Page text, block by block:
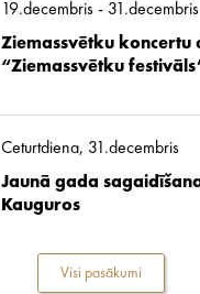
19.decembris - 31.decembris
Ziemassvētku koncertu
“Ziemassvētku
Ceturtdiena, 31.decembris
Jaunā gada
Kauguros
Visi pasākumi